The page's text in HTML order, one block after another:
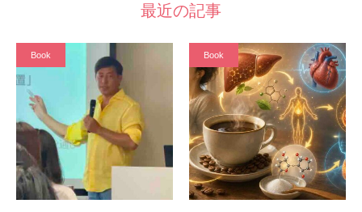
最近の記事
Book Book